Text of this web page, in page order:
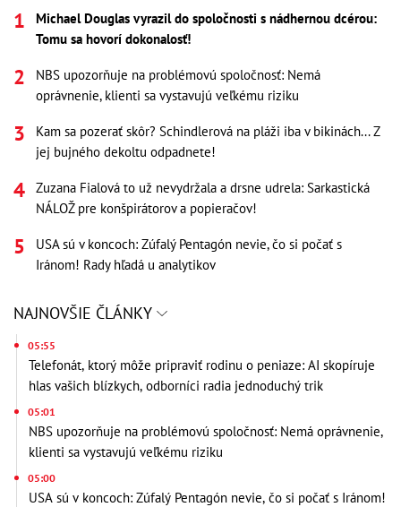
Michael Douglas vyrazil do spoločnosti s nádhernou dcérou:
Tomu sa hovorí dokonalosť!
NBS upozorňuje na problémovú spoločnosť: Nemá
oprávnenie, klienti sa vystavujú veľkému riziku
Kam sa pozerať skôr? Schindlerová na pláži iba v bikinách... Z
jej bujného dekoltu odpadnete!
Zuzana Fialová to už nevydržala a drsne udrela: Sarkastická
NÁLOŽ pre konšpirátorov a popieračov!
USA sú v koncoch: Zúfalý Pentagón nevie, čo si počať s
Iránom! Rady hľadá u analytikov
NAJNOVŠIE ČLÁNKY
05:55
Telefonát, ktorý môže pripraviť rodinu o peniaze: AI skopíruje
hlas vašich blízkych, odborníci radia jednoduchý trik
05:01
NBS upozorňuje na problémovú spoločnosť: Nemá oprávnenie,
klienti sa vystavujú veľkému riziku
05:00
USA sú v koncoch: Zúfalý Pentagón nevie, čo si počať s Iránom!